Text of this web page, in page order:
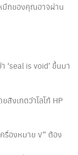
มึกของคุณอาจผ่าน
‘seal is void’ ขึ้นมา
งเกตว่าโลโก้ HP
ครื่องหมาย √” ต้อง